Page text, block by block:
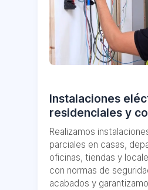
Instalaciones
residenciales y
Realizamos
parciales en casas,
oficinas, tiendas y
con normas de
acabados y